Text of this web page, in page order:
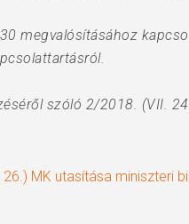
megvalósításához
szóló 2/2018. (VII.
MK utasítása miniszteri